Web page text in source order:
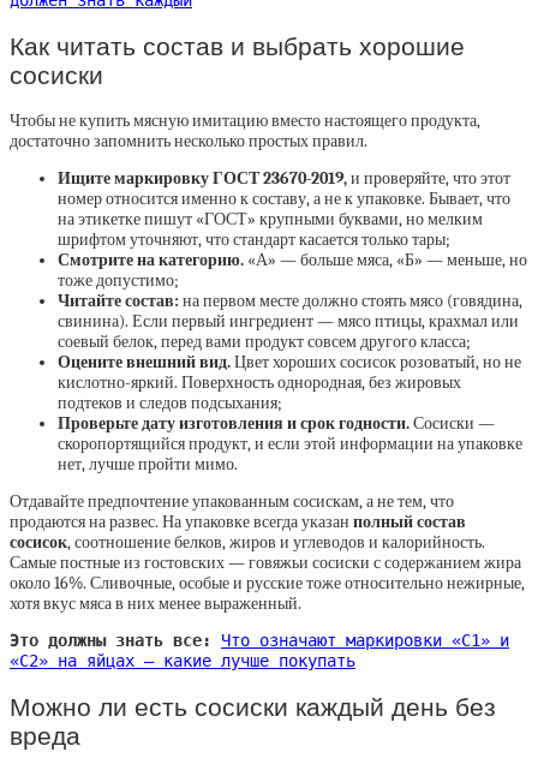
Как читать состав и выбрать хорошие
сосиски
Чтобы не купить мясную имитацию вместо настоящего продукта,
достаточно запомнить несколько простых правил.
Ищите маркировку ГОСТ 23670-2019,и проверяйте, что этот
номер относится именно к составу, а не к упаковке. Бывает, что
на этикетке пишут «ГОСТ» крупными буквами, но мелким
шрифтом уточняют, что стандарт касается только тары;
Смотрите на категорию. «А» — больше мяса, «Б» — меньше, но
тоже допустимо;
Читайте состав: на первом месте должно стоять мясо (говядина,
свинина). Если первый ингредиент — мясо птицы, крахмал или
соевый белок, перед вами продукт совсем другого класса;
Оцените внешний вид.Цвет хороших сосисок розоватый, но не
кислотно-яркий. Поверхность однородная, без жировых
подтеков и следов подсыхания;
Проверьте дату изготовления и срок годности.Сосиски —
скоропортящийся продукт, и если этой информации на упаковке
нет, лучше пройти мимо.
Отдавайте предпочтение упакованным сосискам, а не тем, что
продаются на развес. На упаковке всегда указан полный состав
сосисок, соотношение белков, жиров и углеводов и калорийность.
Самые постные из гостовских — говяжьи сосиски с содержанием жира
около 16%. Сливочные, особые и русские тоже относительно нежирные,
хотя вкус мяса в них менее выраженный.
Это должны знать все:
Что означают маркировки «С1» и
«С2» на яйцах — какие лучше покупать
Можно ли есть сосиски каждый день без
вреда